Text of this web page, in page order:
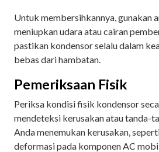
Untuk membersihkannya, gunakan
meniupkan udara atau cairan
pastikan kondensor selalu dalam
bebas dari hambatan.
Pemeriksaan Fisik
Periksa kondisi fisik kondensor
mendeteksi kerusakan atau tanda-
Anda menemukan kerusakan,
deformasi pada komponen AC